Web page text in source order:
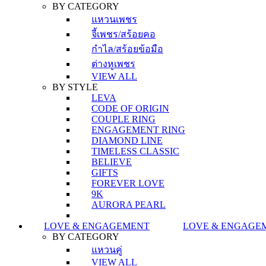
BY CATEGORY
แหวนเพชร
จี้เพชร/สร้อยคอ
กำไล/สร้อยข้อมือ
ต่างหูเพชร
VIEW ALL
BY STYLE
LEVA
CODE OF ORIGIN
COUPLE RING
ENGAGEMENT RING
DIAMOND LINE
TIMELESS CLASSIC
BELIEVE
GIFTS
FOREVER LOVE
9K
AURORA PEARL
LOVE & ENGAGEMENT
LOVE &
BY CATEGORY
แหวนคู่
VIEW ALL